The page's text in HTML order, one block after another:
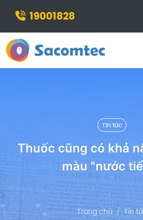
19001828
Tin tức
Thuốc cũng có khả
màu "nước
Trang chủ Tin